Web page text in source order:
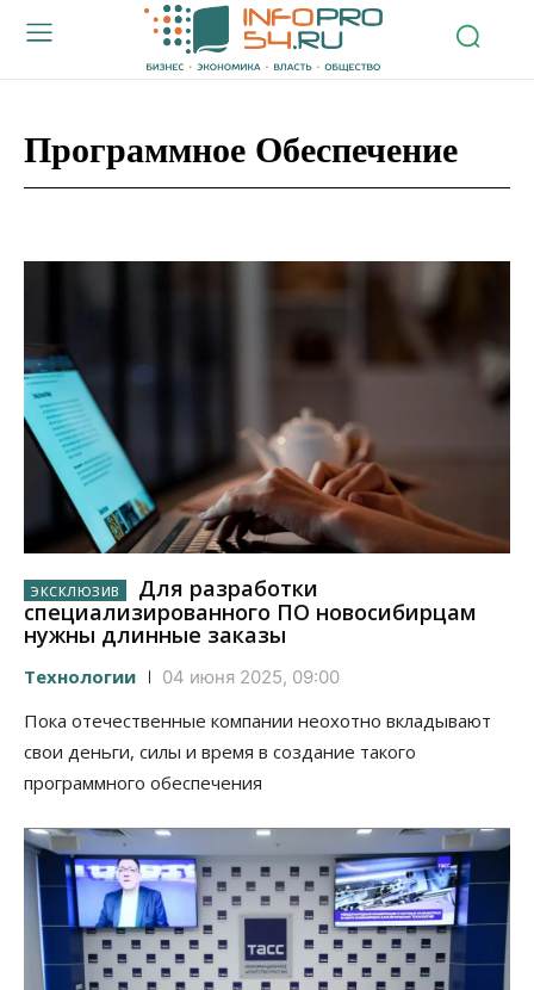
Программное Обеспечение
Для разработки
специализированного ПО новосибирцам
нужны длинные заказы
Технологии 04 июня 2025, 09:00
Пока отечественные компании неохотно вкладывают
свои деньги, силы и время в создание такого
программного обеспечения